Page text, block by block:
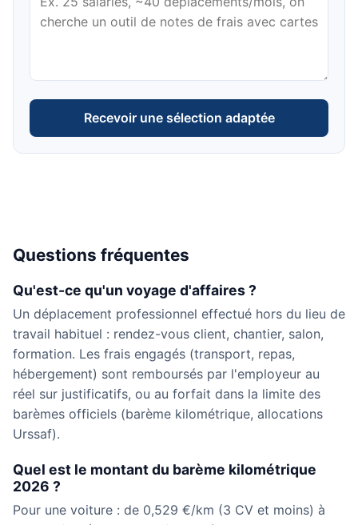
Recevoir une sélection adaptée
Questions fréquentes
Qu'est-ce qu'un voyage d'affaires ?
Un déplacement professionnel effectué hors du lieu de
travail habituel : rendez-vous client, chantier, salon,
formation. Les frais engagés (transport, repas,
hébergement) sont remboursés par l'employeur au
réel sur justificatifs, ou au forfait dans la limite des
barèmes officiels (barème kilométrique, allocations
Urssaf).
Quel est le montant du barème kilométrique
2026 ?
Pour une voiture : de 0,529 €/km (3 CV et moins) à